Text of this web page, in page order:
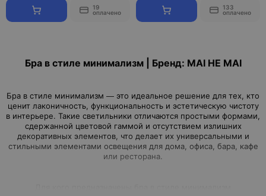
19
оплачено
133
оплачено
Бра в стиле минимализм | Бренд: MAI HE MAI
Бра в стиле минимализм — это идеальное решение для тех, кто
ценит лаконичность, функциональность и эстетическую чистоту
в интерьере. Такие светильники отличаются простыми формами,
сдержанной цветовой гаммой и отсутствием излишних
декоративных элементов, что делает их универсальными и
стильными элементами освещения для дома, офиса, бара, кафе